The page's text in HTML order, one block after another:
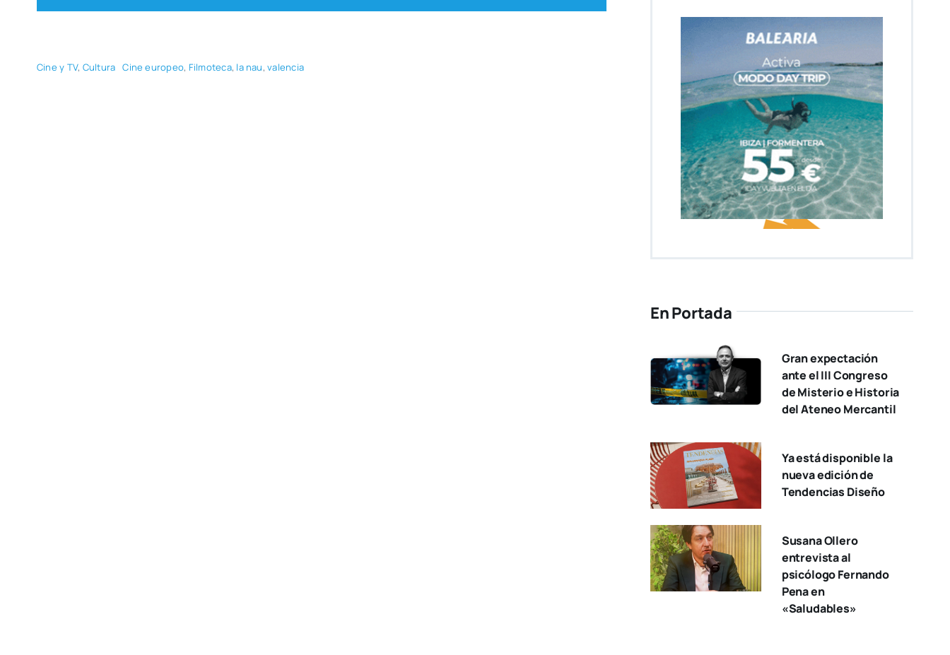
En Portada
Gran expectación
ante el III Congreso
de Misterio e Historia
del Ateneo Mercantil
Ya está disponible la
nueva edición de
Tendencias Diseño
Susana Ollero
entrevista al
psicólogo Fernando
Pena en
«Saludables»